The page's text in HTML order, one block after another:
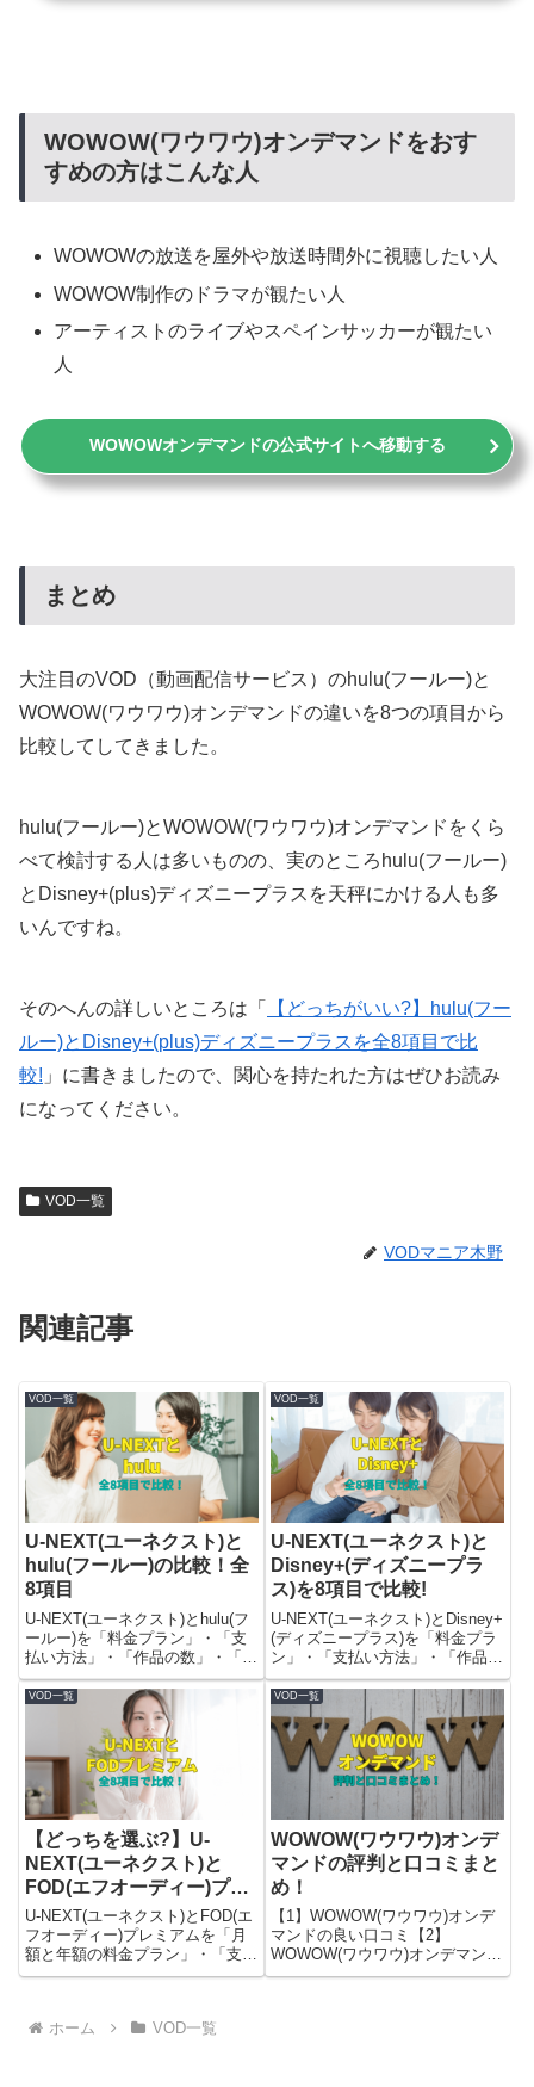
WOWOW(ワウワウ)オンデマンドをおす
すめの方はこんな人
WOWOWの放送を屋外や放送時間外に視聴したい人
WOWOW制作のドラマが観たい人
アーティストのライブやスペインサッカーが観たい
人
WOWOWオンデマンドの公式サイトへ移動する
まとめ
大注目のVOD（動画配信サービス）のhulu(フールー)と
WOWOW(ワウワウ)オンデマンドの違いを8つの項目から
比較してしてきました。
hulu(フールー)とWOWOW(ワウワウ)オンデマンドをくら
べて検討する人は多いものの、実のところhulu(フールー)
とDisney+(plus)ディズニープラスを天秤にかける人も多
いんですね。
そのへんの詳しいところは「
【どっちがいい?】hulu(フー
ルー)とDisney+(plus)ディズニープラスを全8項目で比
較! 」に書きましたので、関心を持たれた方はぜひお読み
になってください。
VOD一覧
VODマニア木野
関連記事
VOD一覧
U-NEXT(ユーネクスト)と
hulu(フールー)の比較！全
8項目
U-NEXT(ユーネクスト)とhulu(フ
ールー)を「料金プラン」・「支
払い方法」・「作品の数」・「視
聴可能な動画ジャンル」・「同時
視聴（何人まで同時に観られ
る？）」・「無料体験」の8つの
項目で比較してみました。
VOD一覧
U-NEXT(ユーネクスト)と
Disney+(ディズニープラ
ス)を8項目で比較!
U-NEXT(ユーネクスト)とDisney+
(ディズニープラス)を「料金プラ
ン」・「支払い方法」・「作品
数」・「観られる動画ジャン
ル」・「同時視聴の数（何人まで
観られるか？）」・「無料トライ
アル期間」「画質」「ダウンロー
ド機能の有無」の8つの点で比較
してみました。
VOD一覧
【どっちを選ぶ?】U-
NEXT(ユーネクスト)と
FOD(エフオーディー)プレ
ミアムを8項目で比較!
U-NEXT(ユーネクスト)とFOD(エ
フオーディー)プレミアムを「月
額と年額の料金プラン」・「支払
い方法」・「作品数と総本数」・
まで？）」・「無料トライアル
VOD一覧
WOWOW(ワウワウ)オンデ
マンドの評判と口コミまと
め！
【1】WOWOW(ワウワウ)オンデ
マンドの良い口コミ【2】
WOWOW(ワウワウ)オンデマンド
の悪い評判【3】WOWOW(ワウ
ホーム
VOD一覧